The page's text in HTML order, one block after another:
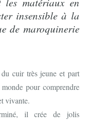
insensible à la
de maroquinerie
cuir très jeune et part
pour comprendre
vivante.
il crée de jolis